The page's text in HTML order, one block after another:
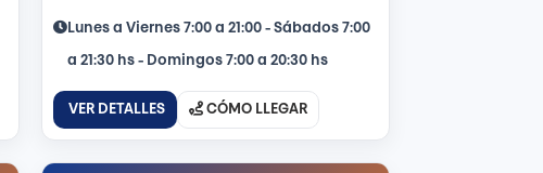
Lunes a Viernes 7:00 a 21:00 - Sábados 7:00
a 21:30 hs - Domingos 7:00 a 20:30 hs
VER DETALLES CÓMO LLEGAR